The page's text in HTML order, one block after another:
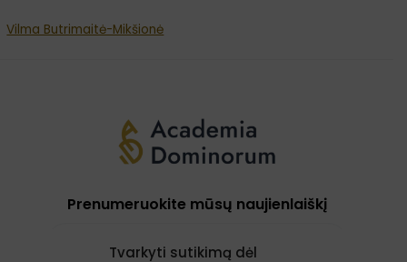
Tvarkyti sutikimą dėl
Vilma Butrimaitė-Mikšionė
Prenumeruokite mūsų naujienlaiškį